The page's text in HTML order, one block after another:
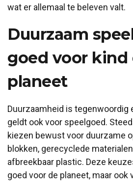
wat er allemaal te beleven valt.
Duurzaam
goed voor kind
planeet
Duurzaamheid is tegenwoordig
geldt ook voor speelgoed.
kiezen bewust voor duurzame
blokken, gerecyclede
afbreekbaar plastic. Deze
goed voor de planeet, maar ook